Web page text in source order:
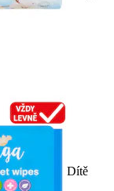
Dítě